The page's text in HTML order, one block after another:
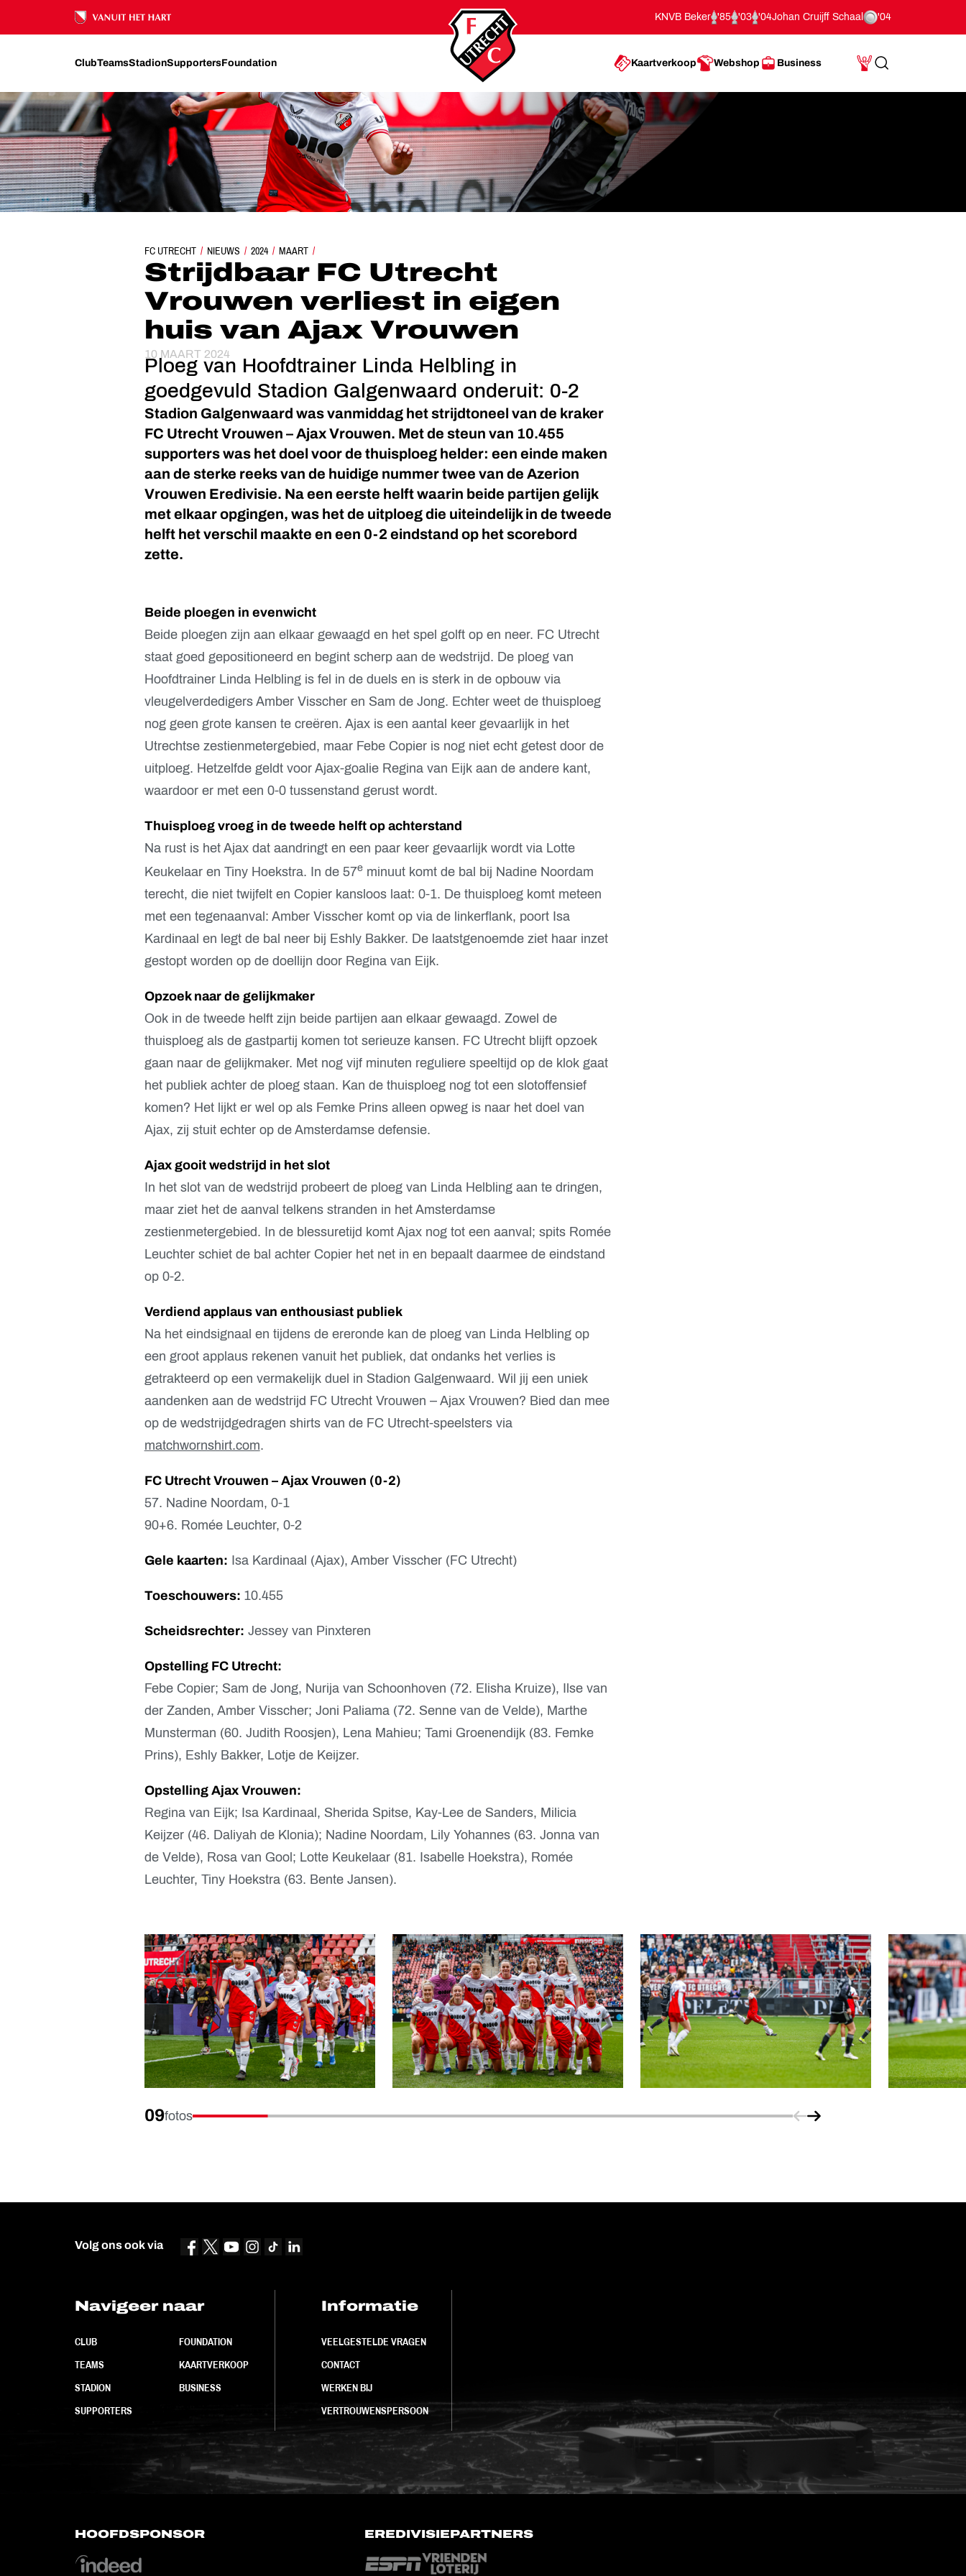
Ons nalatenschap
KNVB Beker '85 '03 '04Johan Cruijff Schaal '04
ClubTeamsStadionSupportersFoundation Kaartverkoop Webshop Business
Mijn Account
Search
FC UTRECHT NIEUWS 2024 MAART
STRIJDBAAR FC UTRECHT VERLIEST IN EIGEN HUIS VAN AJAX
Strijdbaar FC Utrecht
Vrouwen verliest in eigen
huis van Ajax Vrouwen
10 MAART 2024
Ploeg van Hoofdtrainer Linda Helbling in
goedgevuld Stadion Galgenwaard onderuit: 0-2
Stadion Galgenwaard was vanmiddag het strijdtoneel van de kraker
FC Utrecht Vrouwen – Ajax Vrouwen. Met de steun van 10.455
supporters was het doel voor de thuisploeg helder: een einde maken
aan de sterke reeks van de huidige nummer twee van de Azerion
Vrouwen Eredivisie. Na een eerste helft waarin beide partijen gelijk
met elkaar opgingen, was het de uitploeg die uiteindelijk in de tweede
helft het verschil maakte en een 0-2 eindstand op het scorebord
zette.
Beide ploegen in evenwicht
Beide ploegen zijn aan elkaar gewaagd en het spel golft op en neer. FC Utrecht
staat goed gepositioneerd en begint scherp aan de wedstrijd. De ploeg van
Hoofdtrainer Linda Helbling is fel in de duels en is sterk in de opbouw via
vleugelverdedigers Amber Visscher en Sam de Jong. Echter weet de thuisploeg
nog geen grote kansen te creëren. Ajax is een aantal keer gevaarlijk in het
Utrechtse zestienmetergebied, maar Febe Copier is nog niet echt getest door de
uitploeg. Hetzelfde geldt voor Ajax-goalie Regina van Eijk aan de andere kant,
waardoor er met een 0-0 tussenstand gerust wordt.
Thuisploeg vroeg in de tweede helft op achterstand
Na rust is het Ajax dat aandringt en een paar keer gevaarlijk wordt via Lotte
Keukelaar en Tiny Hoekstra. In de 57eminuut komt de bal bij Nadine Noordam
terecht, die niet twijfelt en Copier kansloos laat: 0-1. De thuisploeg komt meteen
met een tegenaanval: Amber Visscher komt op via de linkerflank, poort Isa
Kardinaal en legt de bal neer bij Eshly Bakker. De laatstgenoemde ziet haar inzet
gestopt worden op de doellijn door Regina van Eijk.
Opzoek naar de gelijkmaker
Ook in de tweede helft zijn beide partijen aan elkaar gewaagd. Zowel de
thuisploeg als de gastpartij komen tot serieuze kansen. FC Utrecht blijft opzoek
gaan naar de gelijkmaker. Met nog vijf minuten reguliere speeltijd op de klok gaat
het publiek achter de ploeg staan. Kan de thuisploeg nog tot een slotoffensief
komen? Het lijkt er wel op als Femke Prins alleen opweg is naar het doel van
Ajax, zij stuit echter op de Amsterdamse defensie.
Ajax gooit wedstrijd in het slot
In het slot van de wedstrijd probeert de ploeg van Linda Helbling aan te dringen,
maar ziet het de aanval telkens stranden in het Amsterdamse
zestienmetergebied. In de blessuretijd komt Ajax nog tot een aanval; spits Romée
Leuchter schiet de bal achter Copier het net in en bepaalt daarmee de eindstand
op 0-2.
Verdiend applaus van enthousiast publiek
Na het eindsignaal en tijdens de ereronde kan de ploeg van Linda Helbling op
een groot applaus rekenen vanuit het publiek, dat ondanks het verlies is
getrakteerd op een vermakelijk duel in Stadion Galgenwaard. Wil jij een uniek
aandenken aan de wedstrijd FC Utrecht Vrouwen – Ajax Vrouwen? Bied dan mee
op de wedstrijdgedragen shirts van de FC Utrecht-speelsters via
matchwornshirt.com.
FC Utrecht Vrouwen – Ajax Vrouwen (0-2)
57. Nadine Noordam, 0-1
90+6. Romée Leuchter, 0-2
Gele kaarten: Isa Kardinaal (Ajax), Amber Visscher (FC Utrecht)
Toeschouwers: 10.455
Scheidsrechter: Jessey van Pinxteren
Opstelling FC Utrecht:
Febe Copier; Sam de Jong, Nurija van Schoonhoven (72. Elisha Kruize), Ilse van
der Zanden, Amber Visscher; Joni Paliama (72. Senne van de Velde), Marthe
Munsterman (60. Judith Roosjen), Lena Mahieu; Tami Groenendijk (83. Femke
Prins), Eshly Bakker, Lotje de Keijzer.
Opstelling Ajax Vrouwen:
Regina van Eijk; Isa Kardinaal, Sherida Spitse, Kay-Lee de Sanders, Milicia
Keijzer (46. Daliyah de Klonia); Nadine Noordam, Lily Yohannes (63. Jonna van
de Velde), Rosa van Gool; Lotte Keukelaar (81. Isabelle Hoekstra), Romée
Leuchter, Tiny Hoekstra (63. Bente Jansen).
09fotos
Volg ons ook via
Navigeer naar
CLUB
TEAMS
STADION
SUPPORTERS
FOUNDATION
KAARTVERKOOP
BUSINESS
Informatie
VEELGESTELDE VRAGEN
CONTACT
WERKEN BIJ
VERTROUWENSPERSOON
HOOFDSPONSOR EREDIVISIEPARTNERS